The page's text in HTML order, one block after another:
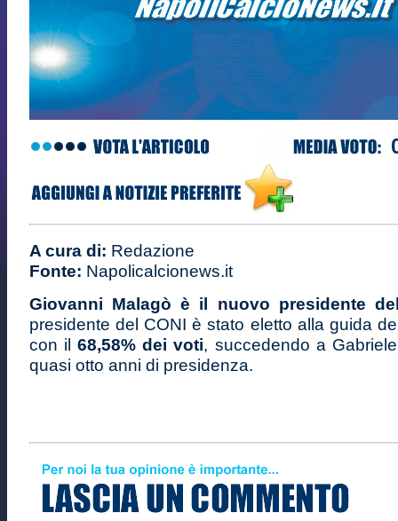
A cura di: Redazione
Fonte: Napolicalcionews.it
Giovanni Malagò è il nuovo presidente
presidente del CONI è stato eletto alla guida
con il68,58% dei voti, succedendo a
quasi otto anni di presidenza.